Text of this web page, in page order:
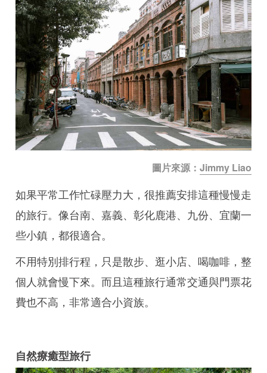
圖片來源： Jimmy Liao
如果平常工作忙碌壓力大，很推薦安排這種慢慢走
的旅行。像台南、嘉義、彰化鹿港、九份、宜蘭一
些小鎮，都很適合。
不用特別排行程，只是散步、逛小店、喝咖啡，整
個人就會慢下來。而且這種旅行通常交通與門票花
費也不高，非常適合小資族。
自然療癒型旅行